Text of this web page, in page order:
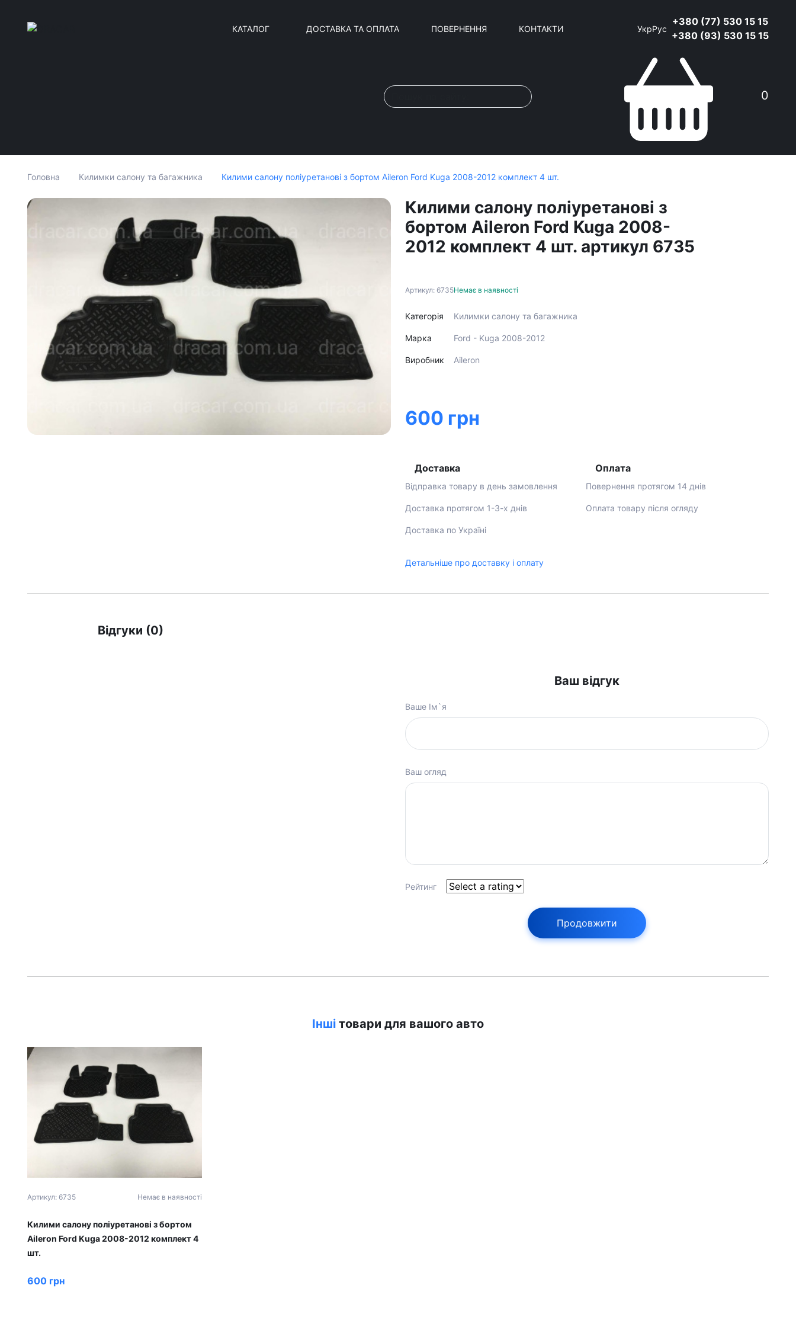
КАТАЛОГ ДОСТАВКА ТА ОПЛАТА ПОВЕРНЕННЯ КОНТАКТИ УкрРус
+380 (77) 530 15 15
+380 (93) 530 15 15
0
Головна Килимки салону та багажника Килими салону поліуретанові з бортом Aileron Ford Kuga 2008-2012 комплект 4 шт.
Килими салону поліуретанові з
бортом Aileron Ford Kuga 2008-
2012 комплект 4 шт. артикул 6735
Артикул: 6735
Категорія
Марка
Виробник
Немає в наявності
Килимки салону та багажника
Ford - Kuga 2008-2012
Aileron
600 грн
Доставка
Відправка товару в день замовлення
Доставка протягом 1-3-х днів
Доставка по Україні
Оплата
Повернення протягом 14 днів
Оплата товару після огляду
Детальніше про доставку і оплату
Відгуки (0)
Ваш відгук
Ваше Ім`я
Ваш огляд
Рейтинг
Продовжити
Інші товари для вашого авто
Артикул: 6735 Немає в наявності
Килими салону поліуретанові з бортом
Aileron Ford Kuga 2008-2012 комплект 4
шт.
600 грн